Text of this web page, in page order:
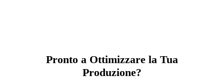
Pronto a Ottimizzare la Tua
Produzione?